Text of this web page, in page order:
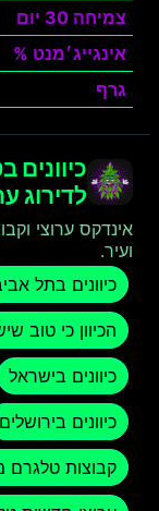
צמיחה 30 יום
אינגייג׳מנט %
גרף
לדירוג
אינדקס ערוצי
ועיר.
כיוונים בתל
הכיוון כי טוב
כיוונים בישראל
כיוונים בירושלים
קבוצות טלגרם